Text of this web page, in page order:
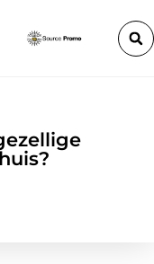
voor jouw printer